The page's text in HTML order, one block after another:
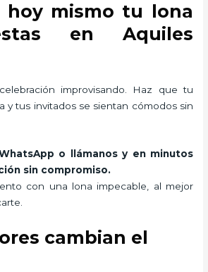
hoy mismo tu lona
en Aquiles
improvisando. Haz que tu
y tus invitados se sientan cómodos sin
o llámanos y en minutos
sin compromiso.
con una lona impecable, al mejor
cambian el